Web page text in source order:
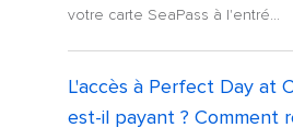
votre carte SeaPass à l'entré...
L'accès à Perfect Day at
est-il payant ? Comment